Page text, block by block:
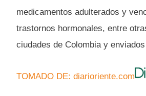
medicamentos adulterados y
trastornos hormonales, entre
ciudades de Colombia y
TOMADO DE: diarioriente.com